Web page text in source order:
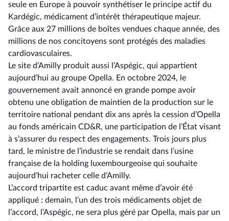
seule en Europe à pouvoir synthétiser le principe actif du
Kardégic, médicament d’intérêt thérapeutique majeur.
Grâce aux 27 millions de boîtes vendues chaque année, des
millions de nos concitoyens sont protégés des maladies
cardiovasculaires.
Le site d’Amilly produit aussi l’Aspégic, qui appartient
aujourd’hui au groupe Opella. En octobre 2024, le
gouvernement avait annoncé en grande pompe avoir
obtenu une obligation de maintien de la production sur le
territoire national pendant dix ans après la cession d’Opella
au fonds américain CD&R, une participation de l’État visant
à s’assurer du respect des engagements. Trois jours plus
tard, le ministre de l’industrie se rendait dans l’usine
française de la holding luxembourgeoise qui souhaite
aujourd’hui racheter celle d’Amilly.
L’accord tripartite est caduc avant même d’avoir été
appliqué : demain, l’un des trois médicaments objet de
l’accord, l’Aspégic, ne sera plus géré par Opella, mais par un